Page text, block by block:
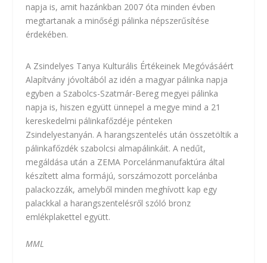
napja is, amit hazánkban 2007 óta minden évben
megtartanak a minőségi pálinka népszerűsítése
érdekében.
A Zsindelyes Tanya Kulturális Értékeinek Megóvásáért
Alapítvány jóvoltából az idén a magyar pálinka napja
egyben a Szabolcs-Szatmár-Bereg megyei pálinka
napja is, hiszen együtt ünnepel a megye mind a 21
kereskedelmi pálinkafőzdéje pénteken
Zsindelyestanyán. A harangszentelés után összetöltik a
pálinkafőzdék szabolcsi almapálinkáit. A nedűt,
megáldása után a ZEMA Porcelánmanufaktúra által
készített alma formájú, sorszámozott porcelánba
palackozzák, amelyből minden meghívott kap egy
palackkal a harangszentelésről szóló bronz
emlékplakettel együtt.
MML